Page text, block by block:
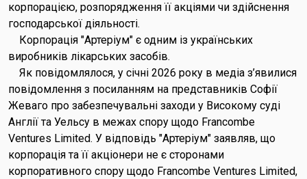
корпорацією, розпорядження її акціями чи здійснення
господарської діяльності.
Корпорація "Артеріум" є одним із українських
виробників лікарських засобів.
Як повідомлялося, у січні 2026 року в медіа з’явилися
повідомлення з посиланням на представників Софії
Жеваго про забезпечувальні заходи у Високому суді
Англії та Уельсу в межах спору щодо Francombe
Ventures Limited. У відповідь "Артеріум" заявляв, що
корпорація та її акціонери не є сторонами
корпоративного спору щодо Francombe Ventures Limited,